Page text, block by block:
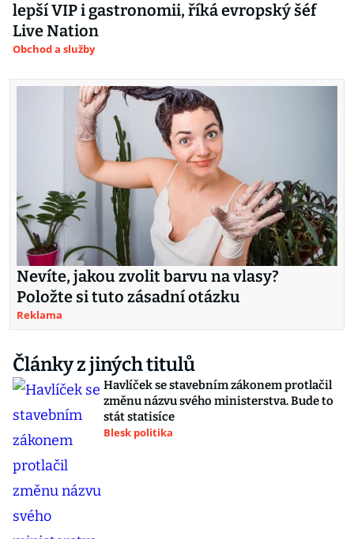
lepší VIP i gastronomii, říká evropský šéf
Live Nation
Obchod a služby
Nevíte, jakou zvolit barvu na vlasy?
Položte si tuto zásadní otázku
Reklama
Články z jiných titulů
Havlíček se stavebním zákonem protlačil
změnu názvu svého ministerstva. Bude to
stát statisíce
Blesk politika